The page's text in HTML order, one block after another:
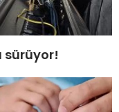
sürüyor!